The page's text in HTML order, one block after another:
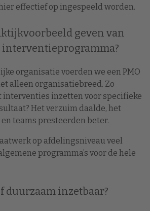
effectief op ingespeeld worden.
geven van
interventieprogramma?
organisatie voerden we een PMO
alleen organisatiebreed. Zo
interventies inzetten voor specifieke
Het verzuim daalde, het
teams presteerden beter.
op afdelingsniveau veel
programma’s voor de hele
duurzaam inzetbaar?